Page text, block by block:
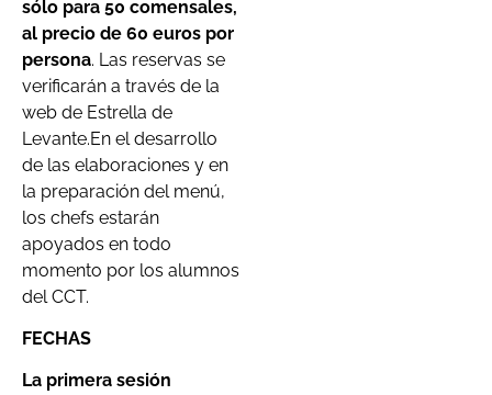
sólo para 50 comensales,
al precio de 60 euros por
persona. Las reservas se
verificarán a través de la
web de Estrella de
Levante.En el desarrollo
de las elaboraciones y en
la preparación del menú,
los chefs estarán
apoyados en todo
momento por los alumnos
del CCT.
FECHAS
La primera sesión